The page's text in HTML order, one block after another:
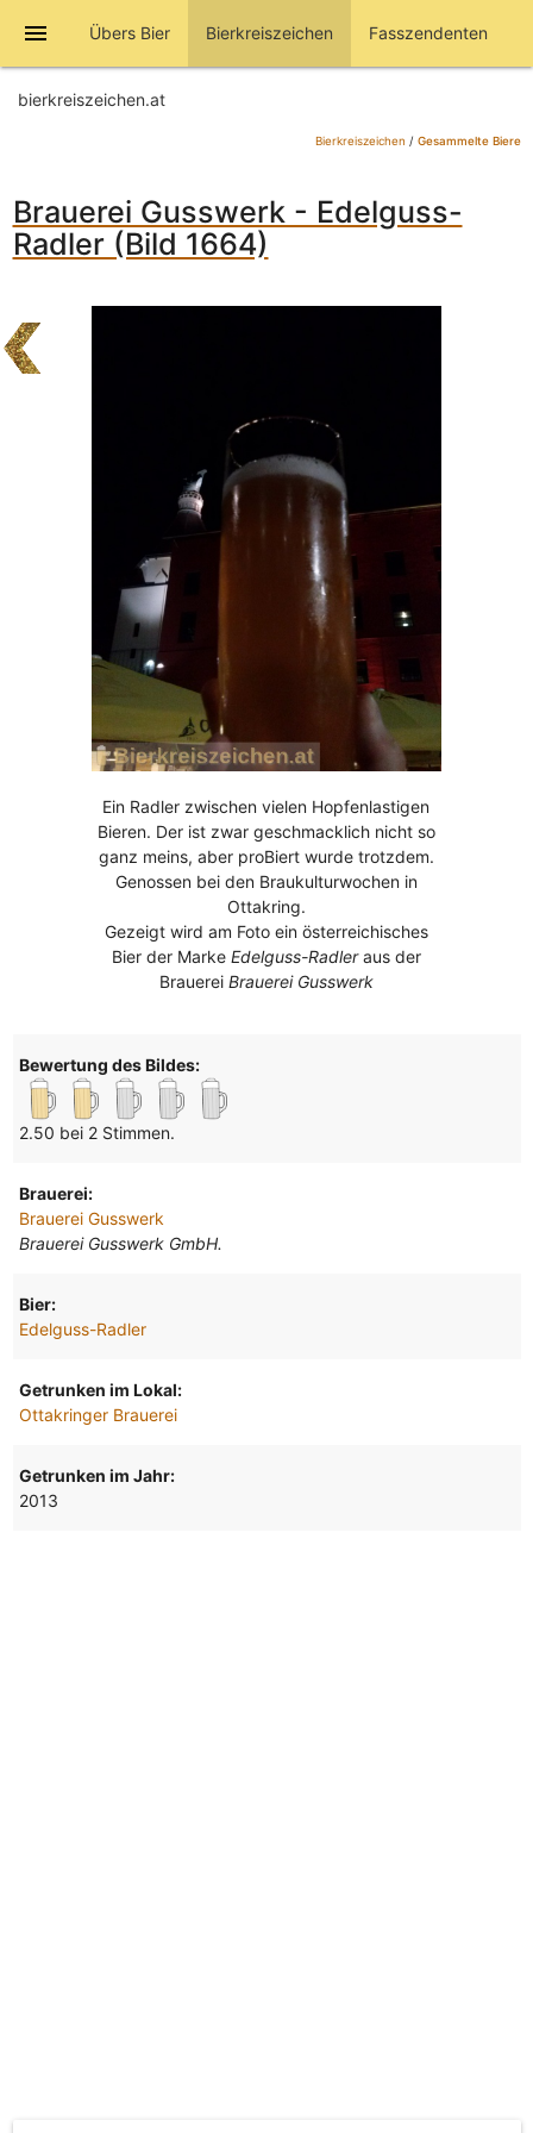
menu Übers Bier Bierkreiszeichen Fasszendenten
bierkreiszeichen.at
Bierkreiszeichen / Gesammelte Biere
Brauerei Gusswerk - Edelguss-
Radler (Bild 1664)
Ein Radler zwischen vielen Hopfenlastigen
Bieren. Der ist zwar geschmacklich nicht so
ganz meins, aber proBiert wurde trotzdem.
Genossen bei den Braukulturwochen in
Ottakring.
Gezeigt wird am Foto ein österreichisches
Bier der Marke Edelguss-Radleraus der
Brauerei Brauerei Gusswerk
Bewertung des Bildes:
2.50 bei 2 Stimmen.
Brauerei:
Brauerei Gusswerk
Brauerei Gusswerk GmbH.
Bier:
Edelguss-Radler
Getrunken im Lokal:
Ottakringer Brauerei
Getrunken im Jahr:
2013